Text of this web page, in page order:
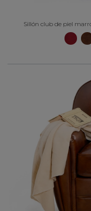
Sillón club de piel